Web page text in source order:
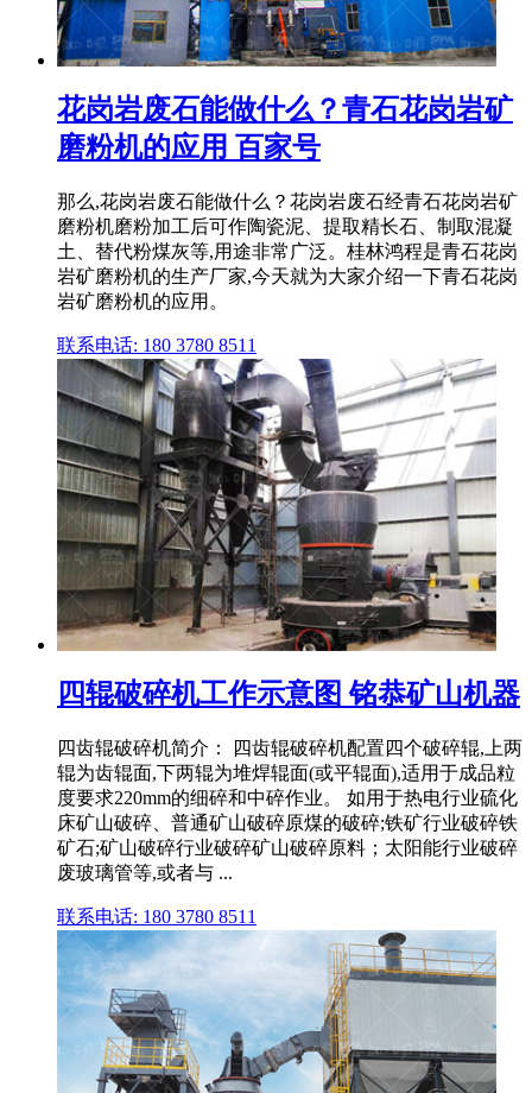
花岗岩废石能做什么？青石花岗岩矿
磨粉机的应用 百家号
那么,花岗岩废石能做什么？花岗岩废石经青石花岗岩矿
磨粉机磨粉加工后可作陶瓷泥、提取精长石、制取混凝
土、替代粉煤灰等,用途非常广泛。桂林鸿程是青石花岗
岩矿磨粉机的生产厂家,今天就为大家介绍一下青石花岗
岩矿磨粉机的应用。
联系电话: 180 3780 8511
四辊破碎机工作示意图 铭恭矿山机器
四齿辊破碎机简介： 四齿辊破碎机配置四个破碎辊,上两
辊为齿辊面,下两辊为堆焊辊面(或平辊面),适用于成品粒
度要求220mm的细碎和中碎作业。 如用于热电行业硫化
床矿山破碎、普通矿山破碎原煤的破碎;铁矿行业破碎铁
矿石;矿山破碎行业破碎矿山破碎原料；太阳能行业破碎
废玻璃管等,或者与 ...
联系电话: 180 3780 8511